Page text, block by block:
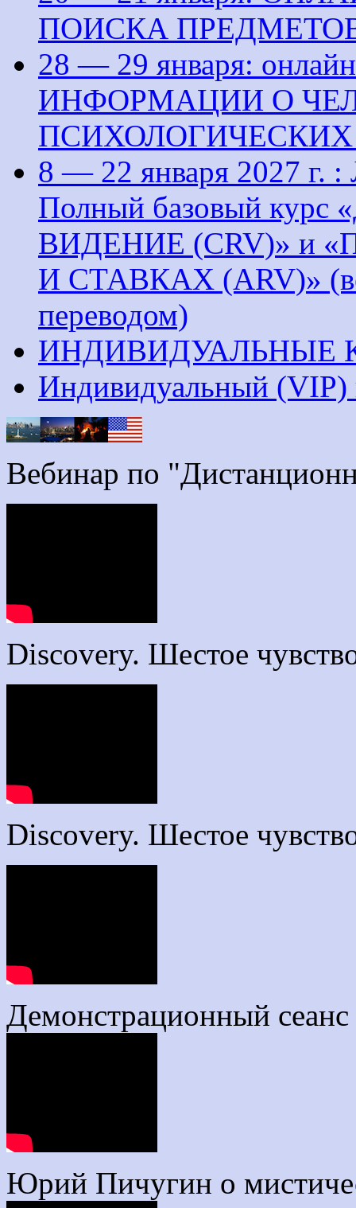
ПОИСКА
28 — 29 января:
ИНФОРМАЦИИ О
8 — 22 января 2027
Полный базовый
ВИДЕНИЕ (CRV)» и
И СТАВКАХ (ARV)»
переводом)
ИНДИВИДУАЛЬНЫЕ
Индивидуальный
Вебинар по
Discovery. Шестое
Discovery. Шестое
Демонстрационный
Юрий Пичугин о